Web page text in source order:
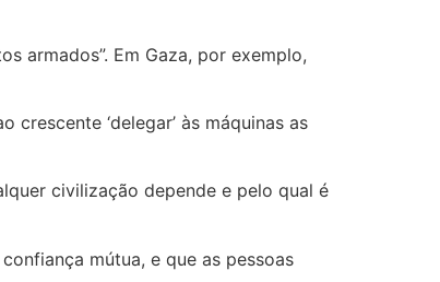
armados”. Em Gaza, por exemplo,
‘delegar’ às máquinas as
civilização depende e pelo qual é
mútua, e que as pessoas